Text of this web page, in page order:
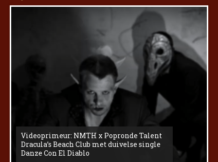
Videoprimeur: NMTH x Popronde Talent
Dracula’s Beach Club met duivelse single
Danze Con El Diablo